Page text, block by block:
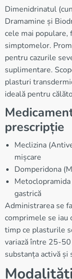
Dimenidrinatul
Dramamine și
cele mai
simptomelor.
pentru cazurile
suplimentare.
plasturi
ideală pentru
prescripție
Meclizina
mișcare
Domperidona
gastrică
Administrarea se
comprimele se iau
timp ce plasturile
variază între 25-
substanța activă